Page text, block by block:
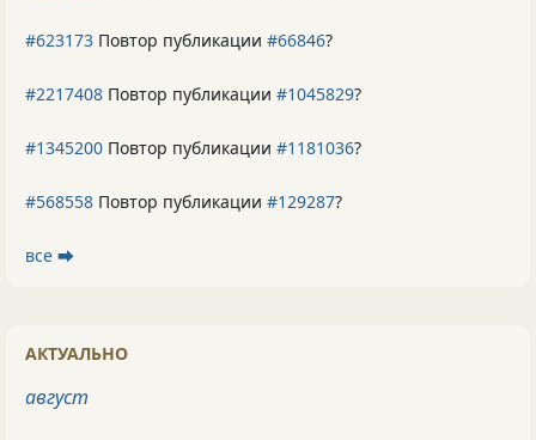
#623173 Повтор публикации #66846?
#2217408 Повтор публикации #1045829?
#1345200 Повтор публикации #1181036?
#568558 Повтор публикации #129287?
все ⮕
АКТУАЛЬНО
август